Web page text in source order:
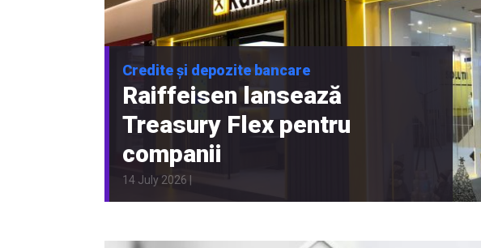
Credite și depozite bancare
Raiffeisen lansează
Treasury Flex pentru
companii
14 July 2026 |